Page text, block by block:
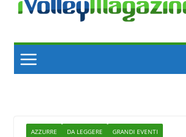
content
AZZURRE DA LEGGERE GRANDI EVENTI